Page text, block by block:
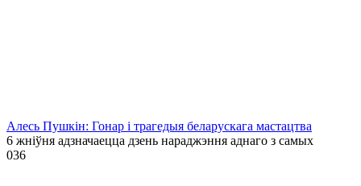
Алесь Пушкін: Гонар і трагедыя беларускага мастацтва
6 жніўня адзначаецца дзень нараджэння аднаго з самых
036